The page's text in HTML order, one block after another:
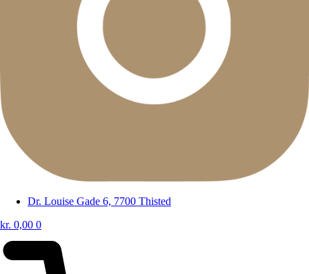
Dr. Louise Gade 6, 7700 Thisted
kr. 0,00 0